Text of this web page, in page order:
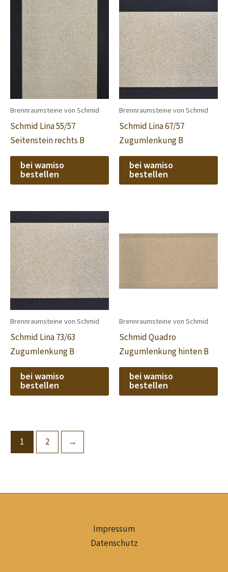
Brennraumsteine von Schmid
Schmid Lina 55/57
Seitenstein rechts B
bei wamiso
bestellen
Brennraumsteine von Schmid
Schmid Lina 67/57
Zugumlenkung B
bei wamiso
bestellen
Brennraumsteine von Schmid
Schmid Lina 73/63
Zugumlenkung B
bei wamiso
bestellen
Brennraumsteine von Schmid
Schmid Quadro
Zugumlenkung hinten B
bei wamiso
bestellen
1 2 →
Impressum
Datenschutz